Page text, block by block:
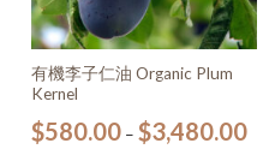
有機李子仁油 Organic Plum
Kernel
$580.00 – $3,480.00